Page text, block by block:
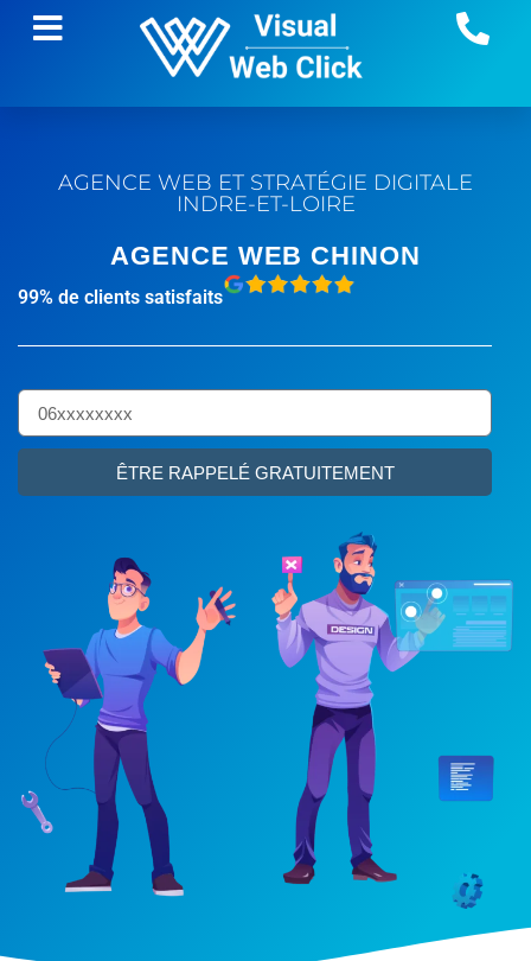
AGENCE WEB ET STRATÉGIE DIGITALE
INDRE-ET-LOIRE
AGENCE WEB CHINON
99% de clients satisfaits
ÊTRE RAPPELÉ GRATUITEMENT